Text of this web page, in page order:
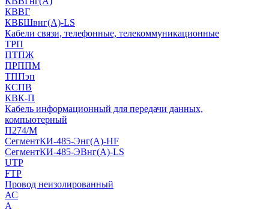
КВВГ
КВБШвнг(А)-LS
Кабели связи, телефонные, телекоммуникационные
ТРП
ПТПЖ
ПРППМ
ТППэп
КСПВ
КВК-П
Кабель информационный для передачи данных,
компьютерный
П274/М
СегментКИ-485-Энг(А)-HF
СегментКИ-485-ЭВнг(А)-LS
UTP
FTP
Провод неизолированный
АС
А